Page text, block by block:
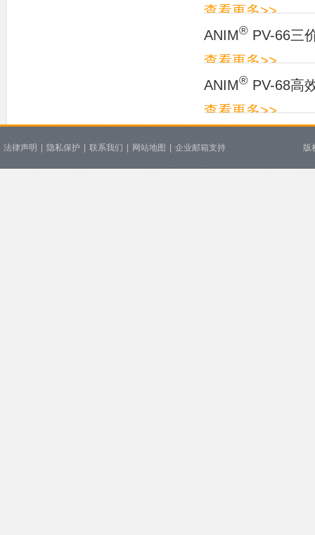
查看更多>>
ANIM® PV-66三
查看更多>>
ANIM® PV-68高
查看更多>>
法律声明 隐私保护 联系我们 网站地图 企业邮箱支持 版